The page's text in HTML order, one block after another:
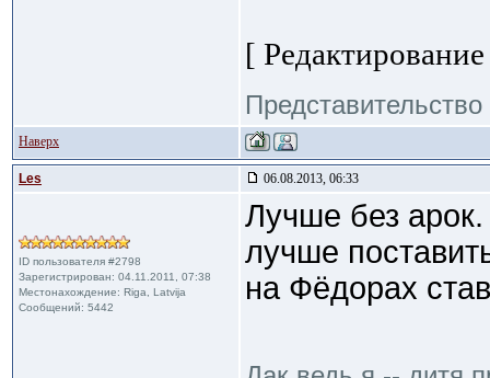
[
Наверх
Les 06.08.2013, 06:33
ID пользователя #2798
Зарегистрирован: 04.11.2011, 07:38
Местонахождение: Riga, Latvija
Сообщений: 5442
Лучше без арок.
лучше
на Фёдорах